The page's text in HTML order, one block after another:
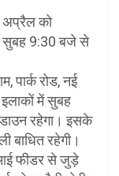
को
सुबह 9:30 बजे से
पार्क रोड, नई
में सुबह
रहेगा। इसके
बाधित रहेगी।
फीडर से जुड़े